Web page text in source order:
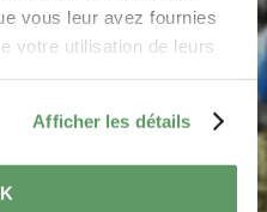
vous leur avez fournies
votre utilisation de leurs
Afficher les détails